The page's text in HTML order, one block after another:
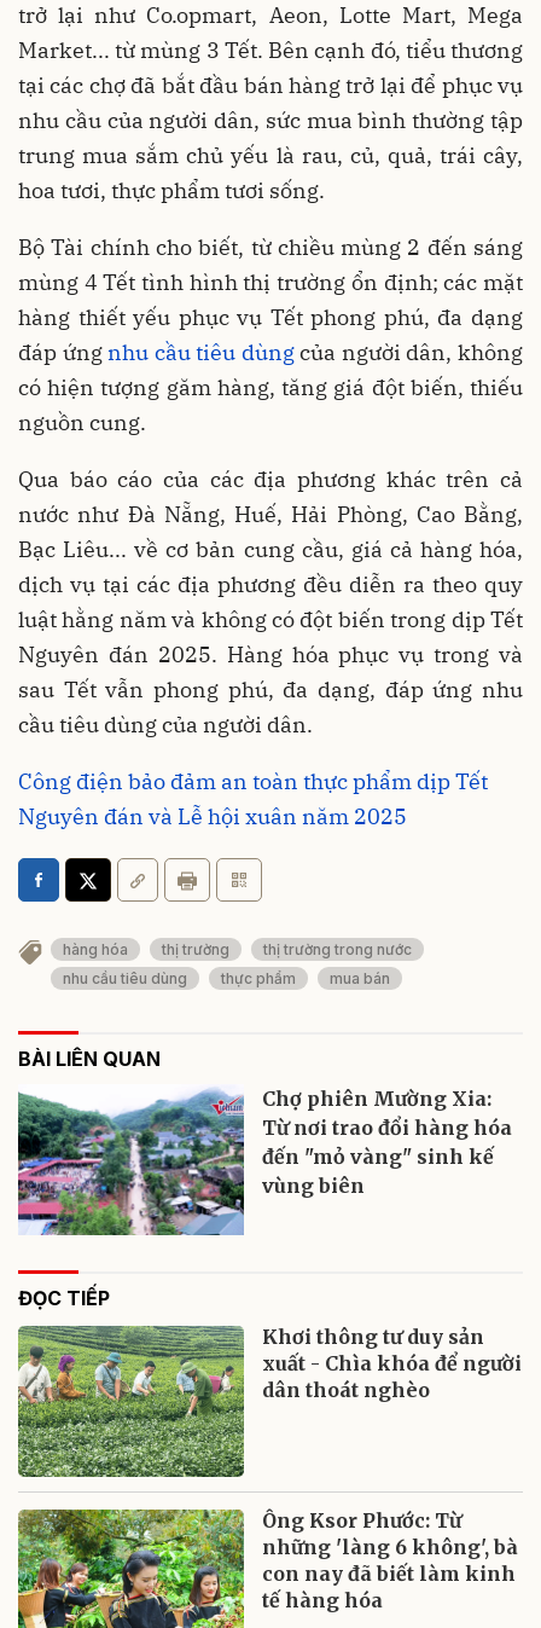
trở lại như Co.opmart, Aeon, Lotte Mart, Mega
Market... từ mùng 3 Tết. Bên cạnh đó, tiểu thương
tại các chợ đã bắt đầu bán hàng trở lại để phục vụ
nhu cầu của người dân, sức mua bình thường tập
trung mua sắm chủ yếu là rau, củ, quả, trái cây,
hoa tươi, thực phẩm tươi sống.
Bộ Tài chính cho biết, từ chiều mùng 2 đến sáng
mùng 4 Tết tình hình thị trường ổn định; các mặt
hàng thiết yếu phục vụ Tết phong phú, đa dạng
đáp ứngnhu cầu tiêu dùngcủa người dân, không
có hiện tượng găm hàng, tăng giá đột biến, thiếu
nguồn cung.
Qua báo cáo của các địa phương khác trên cả
nước như Đà Nẵng, Huế, Hải Phòng, Cao Bằng,
Bạc Liêu... về cơ bản cung cầu, giá cả hàng hóa,
dịch vụ tại các địa phương đều diễn ra theo quy
luật hằng năm và không có đột biến trong dịp Tết
Nguyên đán 2025. Hàng hóa phục vụ trong và
sau Tết vẫn phong phú, đa dạng, đáp ứng nhu
cầu tiêu dùng của người dân.
Công điện bảo đảm an toàn thực phẩm dịp Tết
Nguyên đán và Lễ hội xuân năm 2025
hàng hóa thị trường
thị trường trong nước
nhu cầu tiêu dùng
thực phẩm mua bán
BÀI LIÊN QUAN
Chợ phiên Mường Xia:
Từ nơi trao đổi hàng hóa
đến "mỏ vàng" sinh kế
vùng biên
ĐỌC TIẾP
Khơi thông tư duy sản
xuất - Chìa khóa để người
dân thoát nghèo
Ông Ksor Phước: Từ
những 'làng 6 không', bà
con nay đã biết làm kinh
tế hàng hóa